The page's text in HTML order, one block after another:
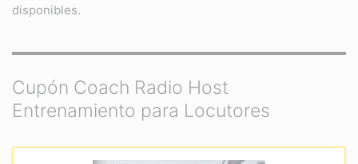
disponibles.
Cupón Coach Radio Host
Entrenamiento para Locutores